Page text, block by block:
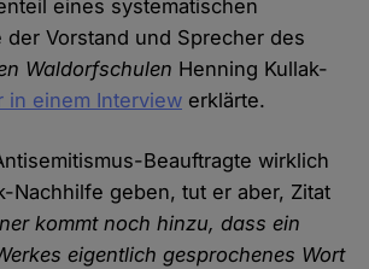
eines systematischen
der Vorstand und Sprecher des
Waldorfschulen Henning Kullak-
in einem Interview erklärte.
Beauftragte wirklich
Nachhilfe geben, tut er aber, Zitat
kommt noch hinzu, dass ein
eigentlich gesprochenes Wort